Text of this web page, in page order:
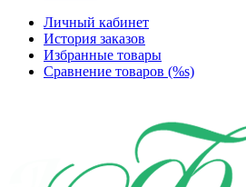
Личный кабинет
История заказов
Избранные товары
Сравнение товаров (%s)